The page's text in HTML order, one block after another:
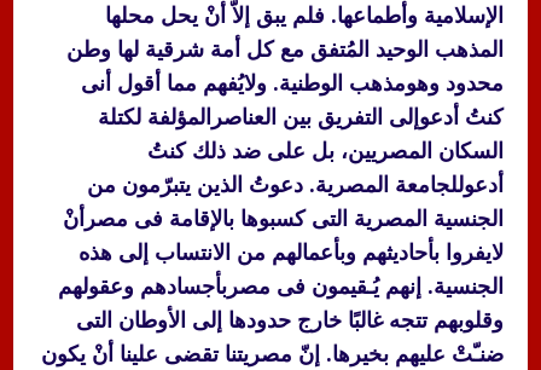
الإسلامية وأطماعها. فلم يبق إلاّ أنْ يحل محلها
المذهب الوحيد المُتفق مع كل أمة شرقية لها وطن
محدود وهومذهب الوطنية. ولايُفهم مما أقول أنى
كنتُ أدعوإلى التفريق بين العناصرالمؤلفة لكتلة
السكان المصريين، بل على ضد ذلك كنتُ
أدعوللجامعة المصرية. دعوتُ الذين يتبرّمون من
الجنسية المصرية التى كسبوها بالإقامة فى مصرأنْ
لايفروا بأحاديثهم وبأعمالهم من الانتساب إلى هذه
الجنسية. إنهم يُـقيمون فى مصربأجسادهم وعقولهم
وقلوبهم تتجه غالبًا خارج حدودها إلى الأوطان التى
ضنـّتْ عليهم بخيرها. إنّ مصريتنا تقضى علينا أنْ يكون